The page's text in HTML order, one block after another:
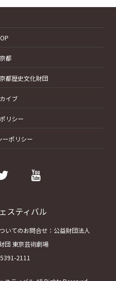
都
都歴史文化財団
イブ
リシー
ーポリシー
youtube
スティバル
いてのお問合せ：公益財団法人
団 東京芸術劇場
2111